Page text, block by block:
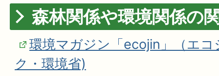
森林関係や環境関係の
環境マガジン「ecojin」（エ
ク・環境省)